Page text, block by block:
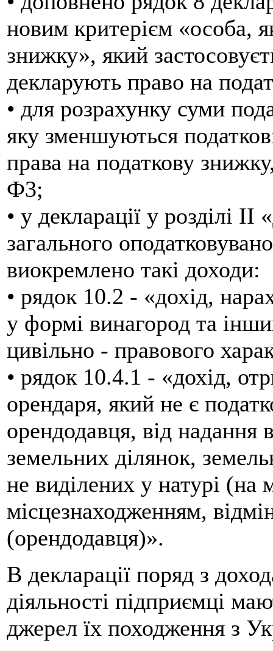
новим критерієм «особа,
знижку», який
декларують право на
• для розрахунку суми
яку зменшуються
права на податкову
Ф3;
• у декларації у розділі
загального
виокремлено такі доходи:
• рядок 10.2 - «дохід,
у формі винагород та
цивільно - правового
• рядок 10.4.1 - «дохід,
орендаря, який не є
орендодавця, від надання
земельних ділянок,
не виділених у натурі (на
місцезнаходженням,
(орендодавця)».
В декларації поряд з
діяльності підприємці
джерел їх походження з